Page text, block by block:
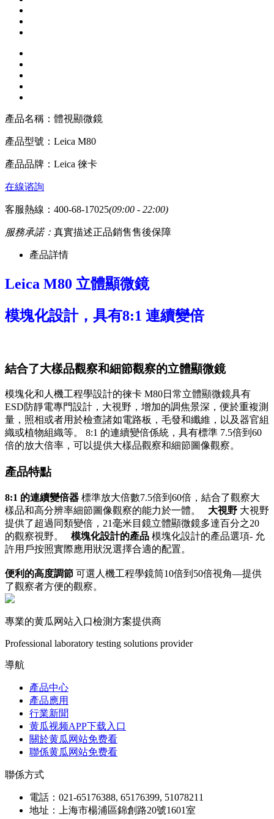
產品名稱： 體視顯微鏡
產品型號： Leica M80
產品品牌： Leica 徠卡
在線谘詢
客服熱線：400-68-17025(09:00 - 22:00)
服務承諾： 真實描述正品銷售售後保障
產品詳情
Leica M80 立體顯微鏡
模塊化設計，具有8:1 連續變倍
結合了大樣品觀察和細節觀察的立體顯微鏡
模塊化和人機工程學設計的徠卡 M80日常立體顯微鏡具有
ESD防靜電專門設計，大視野，增加的調焦景深，便於重複測
量，照相或者用於檢查諸如電路板，毛發和纖維，以及器官組
織或植物組織等。 8:1 的連續變倍係統，具有標準 7.5倍到60
倍的放大倍率，可以提供大樣品觀察和細節圖像觀察。
產品特點
8:1 的連續變倍器 標準放大倍數7.5倍到60倍，結合了觀察大
樣品和高分辨率細節圖像觀察的能力於一體。 大視野 大視野
提供了超過同類變倍，21毫米目鏡立體顯微鏡多達百分之20
的觀察視野。 模塊化設計的產品 模塊化設計的產品選項- 允
許用戶按照實際應用狀況選擇合適的配置。
便利的高度調節 可選人機工程學鏡筒10倍到50倍視角—提供
了觀察者方便的觀察。
專業的黄瓜网站入口檢測方案提供商
Professional laboratory testing solutions provider
導航
產品中心
產品應用
行業新聞
黄瓜视频APP下载入口
關於黄瓜网站免费看
聯係黄瓜网站免费看
聯係方式
電話：021-65176388, 65176399, 51078211
地址：上海市楊浦區錦創路20號1601室